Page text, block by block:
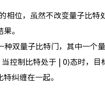
相位，虽然不改变量子比
。
种双量子比特门，其中一个
控制比特处于 | 0⟩态时，
纠缠在一起。